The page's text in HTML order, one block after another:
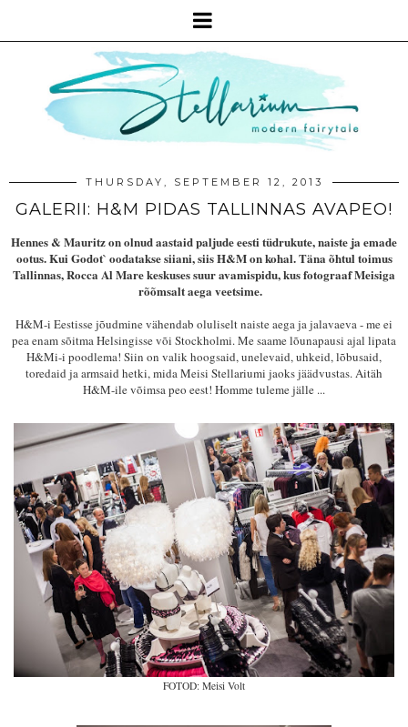
THURSDAY, SEPTEMBER 12, 2013
GALERII: H&M PIDAS TALLINNAS AVAPEO!
Hennes & Mauritzon olnud aastaid paljude eesti tüdrukute, naiste ja emade
ootus. Kui Godot` oodatakse siiani, siis H&M on kohal. Täna õhtul toimus
Tallinnas, Rocca Al Mare keskuses suur avamispidu, kus fotograaf Meisiga
rõõmsalt aega veetsime.
H&M-i Eestisse jõudmine vähendab oluliselt naiste aega ja jalavaeva - me ei
pea enam sõitma Helsingisse või Stockholmi. Me saame lõunapausi ajal lipata
H&Mi-i poodlema! Siin on valik hoogsaid, unelevaid, uhkeid, lõbusaid,
toredaid ja armsaid hetki, mida Meisi Stellariumi jaoks jäädvustas. Aitäh
H&M-ile võimsa peo eest! Homme tuleme jälle ...
FOTOD: Meisi Volt